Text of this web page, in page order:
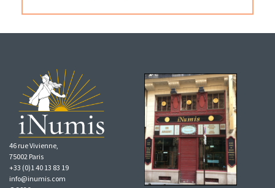
46 rue Vivienne,
75002 Paris
+33 (0)1 40 13 83 19
info@inumis.com